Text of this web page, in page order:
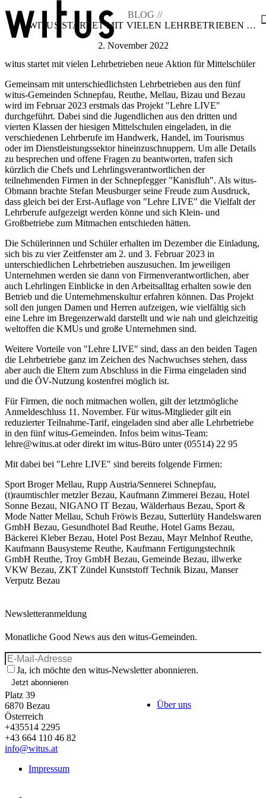
Über uns
Mitglieder
Service
KEM witus
Kontakt
BLOG //
WITUS STARTET MIT VIELEN LEHRBETRIEBEN NEUE AKTION FÜR MITTELSCHÜLER
2. November 2022
witus startet mit vielen Lehrbetrieben neue Aktion für Mittelschüler
Gemeinsam mit unterschiedlichsten Lehrbetrieben aus den fünf
witus-Gemeinden Schnepfau, Reuthe, Mellau, Bizau und Bezau
wird im Februar 2023 erstmals das Projekt "Lehre LIVE"
durchgeführt. Dabei sind die Jugendlichen aus den dritten und
vierten Klassen der hiesigen Mittelschulen eingeladen, in die
verschiedenen Lehrberufe im Handwerk, Handel, im Tourismus
oder im Dienstleistungssektor hineinzuschnuppern. Um alle Details
zu besprechen und offene Fragen zu beantworten, trafen sich
kürzlich die Chefs und Lehrlingsverantwortlichen der
teilnehmenden Firmen in der Schnepfegger "Kanisfluh". Als witus-
Obmann brachte Stefan Meusburger seine Freude zum Ausdruck,
dass gleich bei der Erst-Auflage von "Lehre LIVE" die Vielfalt der
Lehrberufe aufgezeigt werden könne und sich Klein- und
Großbetriebe zum Mitmachen entschieden hätten.
Die Schülerinnen und Schüler erhalten im Dezember die Einladung,
sich bis zu vier Zeitfenster am 2. und 3. Februar 2023 in
unterschiedlichen Lehrbetrieben auszusuchen. Im jeweiligen
Unternehmen werden sie dann von Firmenverantwortlichen, aber
auch Lehrlingen Einblicke in den Arbeitsalltag erhalten sowie den
Betrieb und die Unternehmenskultur erfahren können. Das Projekt
soll den jungen Damen und Herren aufzeigen, wie vielfältig sich
eine Lehre im Bregenzerwald darstellt und wie nah und gleichzeitig
weltoffen die KMUs und große Unternehmen sind.
Weitere Vorteile von "Lehre LIVE" sind, dass an den beiden Tagen
die Lehrbetriebe ganz im Zeichen des Nachwuchses stehen, dass
aber auch die Eltern zum Abschluss in die Firma eingeladen sind
und die ÖV-Nutzung kostenfrei möglich ist.
Für Firmen, die noch mitmachen wollen, gilt der letztmögliche
Anmeldeschluss 11. November. Für witus-Mitglieder gilt ein
reduzierter Teilnahme-Tarif, eingeladen sind aber alle Lehrbetriebe
in den fünf witus-Gemeinden. Infos beim witus-Team:
lehre@witus.at oder direkt im witus-Büro unter (05514) 22 95
Mit dabei bei "Lehre LIVE" sind bereits folgende Firmen:
Sport Broger Mellau, Rupp Austria/Sennerei Schnepfau,
(t)raumtischler metzler Bezau, Kaufmann Zimmerei Bezau, Hotel
Sonne Bezau, NIGANO IT Bezau, Wälderhaus Bezau, Sport &
Mode Natter Mellau, Schuh Fröwis Bezau, Sutterlüty Handelswaren
GmbH Bezau, Gesundhotel Bad Reuthe, Hotel Gams Bezau,
Bäckerei Kleber Bezau, Hotel Post Bezau, Mayr Melnhof Reuthe,
Kaufmann Bausysteme Reuthe, Kaufmann Fertigungstechnik
GmbH Reuthe, Troy GmbH Bezau, Gemeinde Bezau, illwerke
VKW Bezau, ZKT Zündel Kunststoff Technik Bizau, Manser
Verputz Bezau
Newsletteranmeldung
Monatliche Good News aus den witus-Gemeinden.
Ja, ich möchte den witus-Newsletter abonnieren.
Jetzt abonnieren
Platz 39
6870 Bezau
Österreich
+435514 2295
+43 664 110 46 82
info@witus.at
Über uns
Impressum